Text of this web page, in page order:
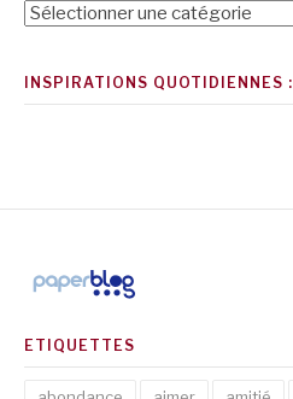
Catégories
INSPIRATIONS QUOTIDIENNES :
ETIQUETTES